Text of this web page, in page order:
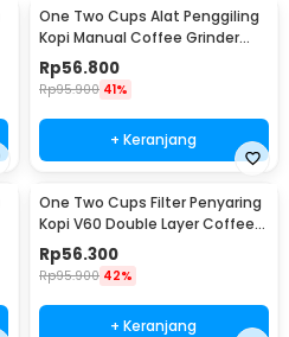
One Two Cups Alat Penggiling
Kopi Manual Coffee Grinder
160ml - CF012
Rp56.800
Rp95.900 41%
+ Keranjang
One Two Cups Filter Penyaring
Kopi V60 Double Layer Coffee
Filter - FS-40S
Rp56.300
Rp95.900 42%
+ Keranjang